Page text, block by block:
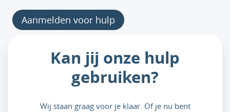
Aanmelden voor hulp
Kan jij onze hulp
gebruiken?
Wij staan graag voor je klaar. Of je nu bent